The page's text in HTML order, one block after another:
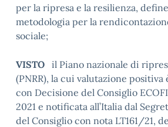
per la ripresa e la resilienza,
metodologia per la
sociale;
VISTO il Piano nazionale di
(PNRR), la cui valutazione positiva
con Decisione del Consiglio
2021 e notificata all’Italia dal
del Consiglio con nota LT161/21,